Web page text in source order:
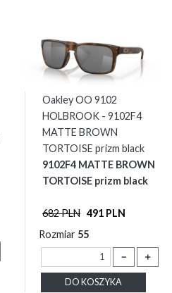
Oakley OO 9102
HOLBROOK - 9102F4
MATTE BROWN
TORTOISE prizm black
9102F4 MATTE BROWN
TORTOISE prizm black
682 PLN 491 PLN
Rozmiar 55
－ ＋
DO KOSZYKA